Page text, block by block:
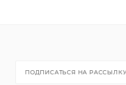
ПОДПИСАТЬСЯ НА РАССЫЛКУ